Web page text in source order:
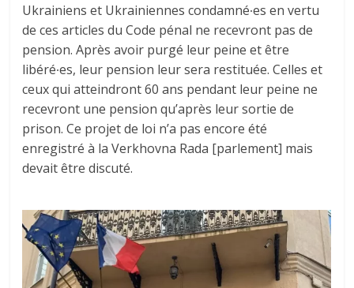
Ukrainiens et Ukrainiennes condamné∙es en vertu
de ces articles du Code pénal ne recevront pas de
pension. Après avoir purgé leur peine et être
libéré∙es, leur pension leur sera restituée. Celles et
ceux qui atteindront 60 ans pendant leur peine ne
recevront une pension qu’après leur sortie de
prison. Ce projet de loi n’a pas encore été
enregistré à la Verkhovna Rada [parlement] mais
devait être discuté.